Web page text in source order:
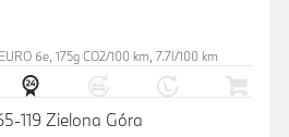
6e, 175g CO2/100 km, 7.7l/100 km
119 Zielona Góra